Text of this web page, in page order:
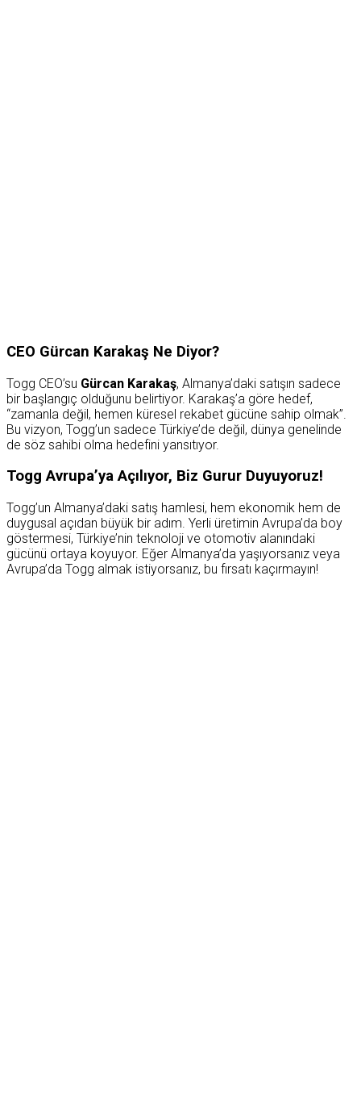
CEO Gürcan Karakaş Ne Diyor?
Togg CEO’su Gürcan Karakaş, Almanya’daki satışın sadece
bir başlangıç olduğunu belirtiyor. Karakaş’a göre hedef,
“zamanla değil, hemen küresel rekabet gücüne sahip olmak”.
Bu vizyon, Togg’un sadece Türkiye’de değil, dünya genelinde
de söz sahibi olma hedefini yansıtıyor.
Togg Avrupa’ya Açılıyor, Biz Gurur Duyuyoruz!
Togg’un Almanya’daki satış hamlesi, hem ekonomik hem de
duygusal açıdan büyük bir adım. Yerli üretimin Avrupa’da boy
göstermesi, Türkiye’nin teknoloji ve otomotiv alanındaki
gücünü ortaya koyuyor. Eğer Almanya’da yaşıyorsanız veya
Avrupa’da Togg almak istiyorsanız, bu fırsatı kaçırmayın!